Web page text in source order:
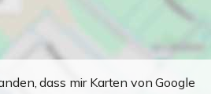
dass mir Karten von Google